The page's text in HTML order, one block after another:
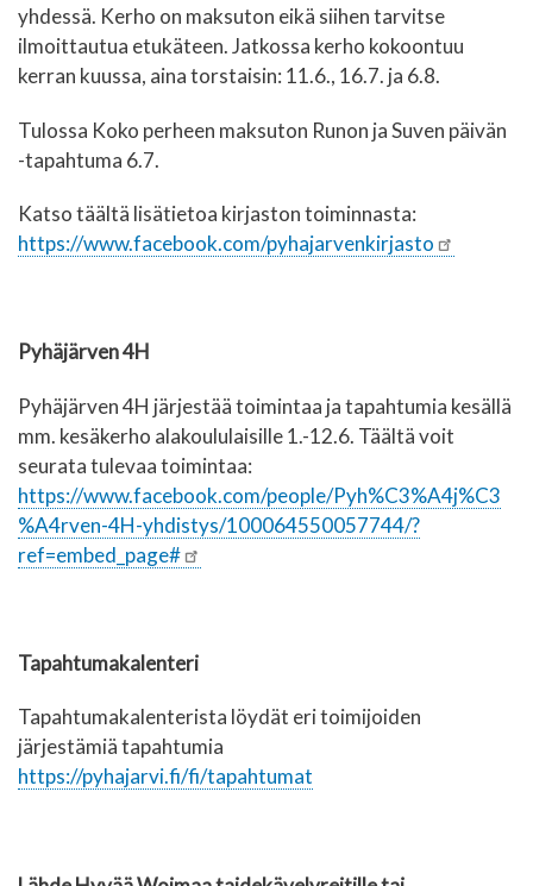
yhdessä. Kerho on maksuton eikä siihen tarvitse
ilmoittautua etukäteen. Jatkossa kerho kokoontuu
kerran kuussa, aina torstaisin: 11.6., 16.7. ja 6.8.
Tulossa Koko perheen maksuton Runon ja Suven päivän
-tapahtuma 6.7.
Katso täältä lisätietoa kirjaston toiminnasta:
https://www.facebook.com/pyhajarvenkirjasto
Pyhäjärven 4H
Pyhäjärven 4H järjestää toimintaa ja tapahtumia kesällä
mm. kesäkerho alakoululaisille 1.-12.6. Täältä voit
seurata tulevaa toimintaa:
https://www.facebook.com/people/Pyh%C3%A4j%C3
%A4rven-4H-yhdistys/100064550057744/?
ref=embed_page#
Tapahtumakalenteri
Tapahtumakalenterista löydät eri toimijoiden
järjestämiä tapahtumia
https://pyhajarvi.fi/fi/tapahtumat